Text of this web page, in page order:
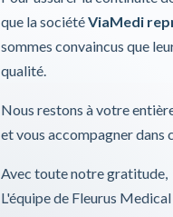
que la sociétéViaMedi
sommes convaincus que
qualité.
Nous restons à votre
et vous accompagner dans
Avec toute notre gratitude,
L'équipe de Fleurus Medical